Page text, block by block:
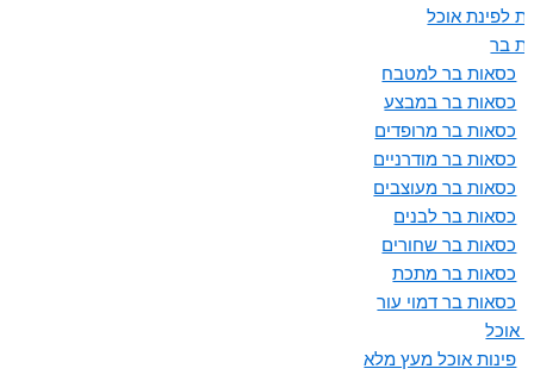
לפינת אוכל
בר
כסאות בר למטבח
כסאות בר במבצע
כסאות בר מרופדים
כסאות בר מודרניים
כסאות בר מעוצבים
כסאות בר לבנים
כסאות בר שחורים
כסאות בר מתכת
כסאות בר דמוי עור
אוכל
פינות אוכל מעץ מלא